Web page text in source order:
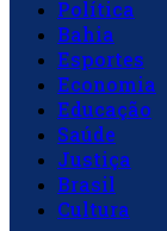
Política
Bahia
Esportes
Economia
Educação
Saúde
Justiça
Brasil
Cultura